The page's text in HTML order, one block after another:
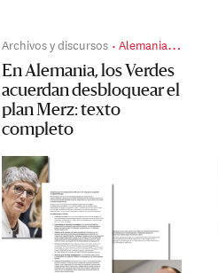
Archivos y discursos Alemania en el interregno
En Alemania, los Verdes
acuerdan desbloquear el
plan Merz: texto
completo